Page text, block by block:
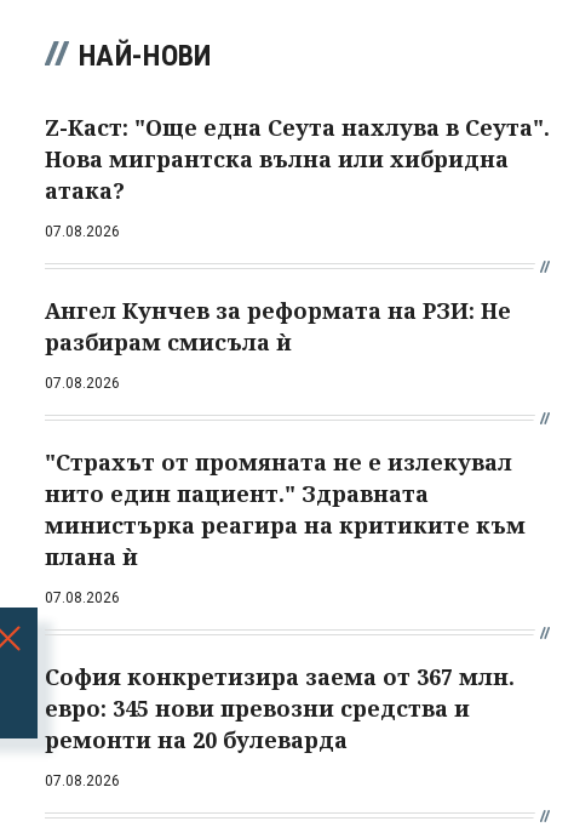
НАЙ-НОВИ
Z-Каст: "Още една Сеута нахлува в Сеута".
Нова мигрантска вълна или хибридна
атака?
07.08.2026
Ангел Кунчев за реформата на РЗИ: Не
разбирам смисъла ѝ
07.08.2026
"Страхът от промяната не е излекувал
нито един пациент." Здравната
министърка реагира на критиките към
плана ѝ
07.08.2026
София конкретизира заема от 367 млн.
евро: 345 нови превозни средства и
ремонти на 20 булеварда
07.08.2026